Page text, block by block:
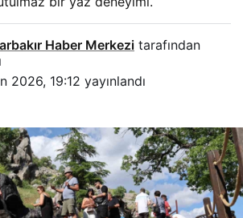
Haber Merkezi tarafından
2026, 19:12 yayınlandı